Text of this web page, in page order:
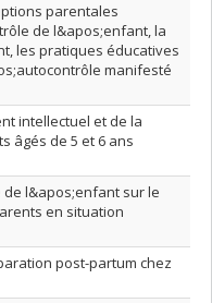
parentales
de l&apos;enfant, la
les pratiques éducatives
manifesté
intellectuel et de la
âgés de 5 et 6 ans
l&apos;enfant sur le
en situation
post-partum chez